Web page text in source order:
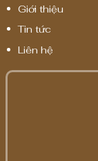
Giới thiệu
Tin tức
Liên hệ